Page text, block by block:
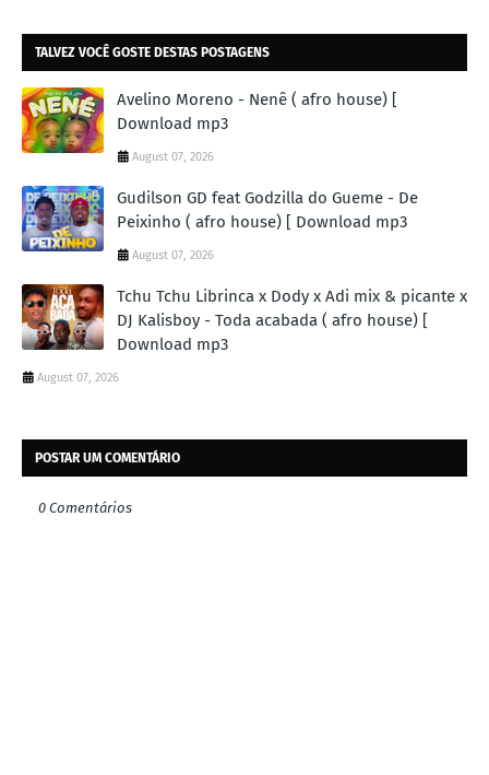
TALVEZ VOCÊ GOSTE DESTAS POSTAGENS
Avelino Moreno - Nenê ( afro house) [
Download mp3
August 07, 2026
Gudilson GD feat Godzilla do Gueme - De
Peixinho ( afro house) [ Download mp3
August 07, 2026
Tchu Tchu Librinca x Dody x Adi mix & picante x
DJ Kalisboy - Toda acabada ( afro house) [
Download mp3
August 07, 2026
POSTAR UM COMENTÁRIO
0 Comentários